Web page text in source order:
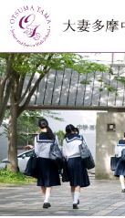
学校案内